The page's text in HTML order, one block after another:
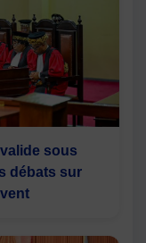
sous
débats sur